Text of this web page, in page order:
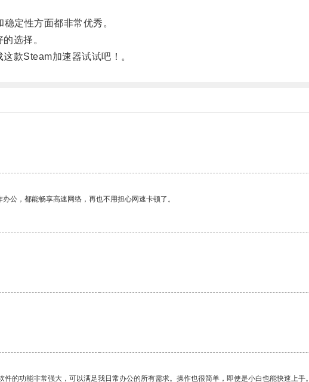
定性方面都非常优秀。
选择。
款Steam加速器试试吧！。
公，都能畅享高速网络，再也不用担心网速卡顿了。
的功能非常强大，可以满足我日常办公的所有需求。操作也很简单，即使是小白也能快速上手。